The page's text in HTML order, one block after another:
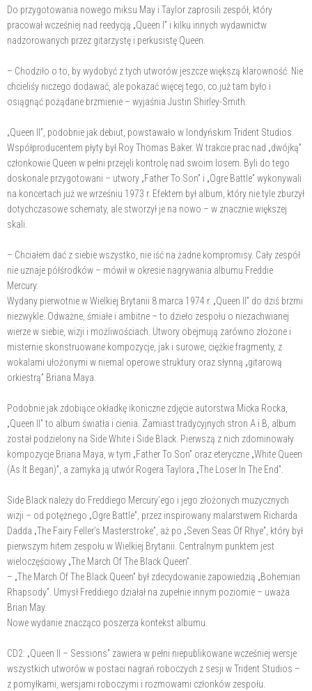
Do przygotowania nowego miksu May i Taylor zaprosili zespół, który
pracował wcześniej nad reedycją „Queen I” i kilku innych wydawnictw
nadzorowanych przez gitarzystę i perkusistę Queen.
– Chodziło o to, by wydobyć z tych utworów jeszcze większą klarowność. Nie
chcieliśy niczego dodawać, ale pokazać więcej tego, co już tam było i
osiągnąć pożądane brzmienie – wyjaśnia Justin Shirley-Smith.
„Queen II”, podobnie jak debiut, powstawało w londyńskim Trident Studios.
Współproducentem płyty był Roy Thomas Baker. W trakcie prac nad „dwójką”
członkowie Queen w pełni przejęli kontrolę nad swoim losem. Byli do tego
doskonale przygotowani – utwory „Father To Son” i „Ogre Battle” wykonywali
na koncertach już we wrześniu 1973 r. Efektem był album, który nie tyle zburzył
dotychczasowe schematy, ale stworzył je na nowo – w znacznie większej
skali.
– Chciałem dać z siebie wszystko, nie iść na żadne kompromisy. Cały zespół
nie uznaje półśrodków – mówił w okresie nagrywania albumu Freddie
Mercury.
Wydany pierwotnie w Wielkiej Brytanii 8 marca 1974 r. „Queen II” do dziś brzmi
niezwykle. Odważne, śmiałe i ambitne – to dzieło zespołu o niezachwianej
wierze w siebie, wizji i możliwościach. Utwory obejmują zarówno złożone i
misternie skonstruowane kompozycje, jak i surowe, ciężkie fragmenty, z
wokalami ułożonymi w niemal operowe struktury oraz słynną „gitarową
orkiestrą” Briana Maya.
Podobnie jak zdobiące okładkę ikoniczne zdjęcie autorstwa Micka Rocka,
„Queen II” to album światła i cienia. Zamiast tradycyjnych stron A i B, album
został podzielony na Side White i Side Black. Pierwszą z nich zdominowały
kompozycje Briana Maya, w tym „Father To Son” oraz eteryczne „White Queen
(As It Began)”, a zamyka ją utwór Rogera Taylora „The Loser In The End”.
Side Black należy do Freddiego Mercury’ego i jego złożonych muzycznych
wizji – od potężnego „Ogre Battle”, przez inspirowany malarstwem Richarda
Dadda „The Fairy Feller’s Masterstroke”, aż po „Seven Seas Of Rhye”, który był
pierwszym hitem zespołu w Wielkiej Brytanii. Centralnym punktem jest
wieloczęściowy „The March Of The Black Queen”.
– „The March Of The Black Queen” był zdecydowanie zapowiedzią „Bohemian
Rhapsody”. Umysł Freddiego działał na zupełnie innym poziomie – uważa
Brian May.
Nowe wydanie znacząco poszerza kontekst albumu.
CD2: „Queen II – Sessions” zawiera w pełni niepublikowane wcześniej wersje
wszystkich utworów w postaci nagrań roboczych z sesji w Trident Studios –
z pomyłkami, wersjami roboczymi i rozmowami członków zespołu.